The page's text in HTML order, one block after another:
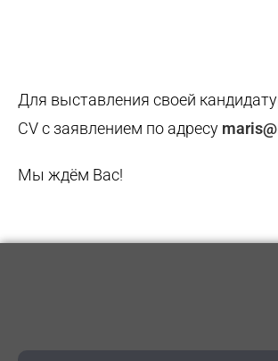
Для выставления своей
CV с заявлением по адресу
Мы ждём Вас!